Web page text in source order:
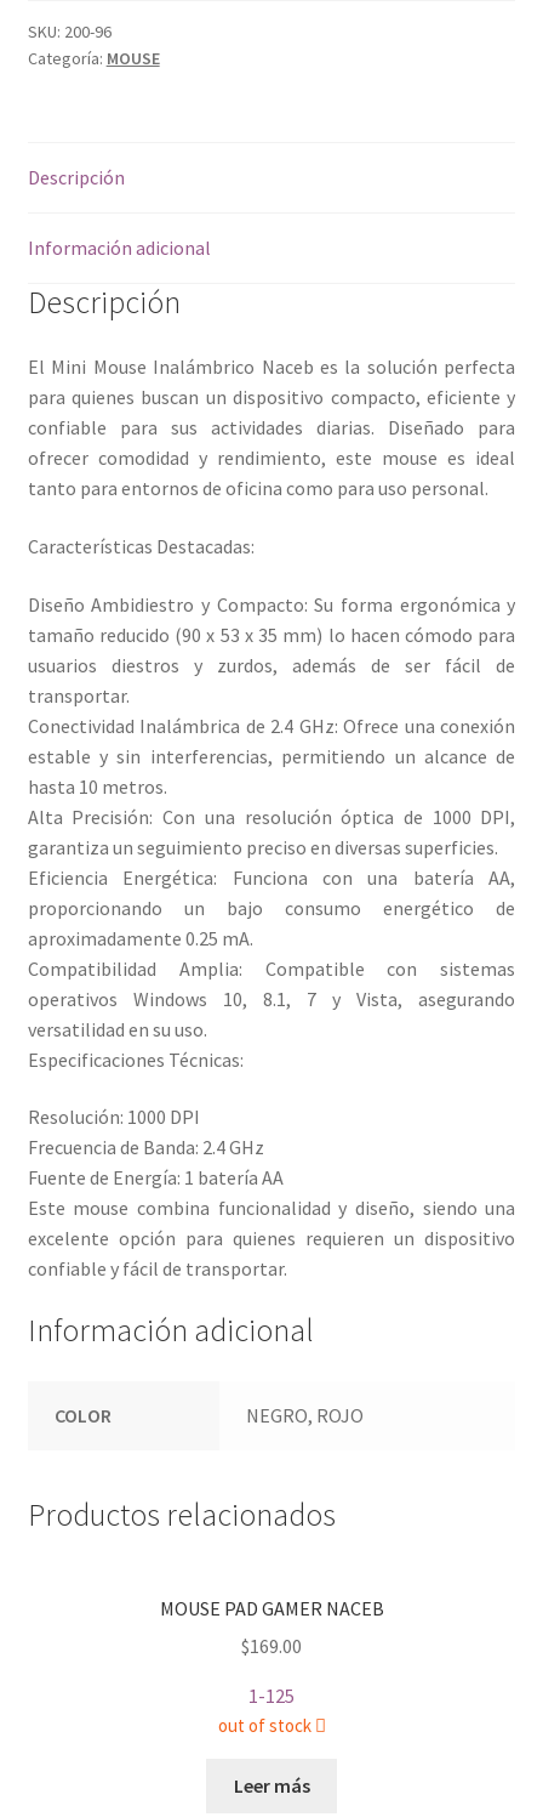
cantidad
SKU: 200-96
Categoría: MOUSE
Descripción
Información adicional
Descripción
El Mini Mouse Inalámbrico Naceb es la solución perfecta
para quienes buscan un dispositivo compacto, eficiente y
confiable para sus actividades diarias. Diseñado para
ofrecer comodidad y rendimiento, este mouse es ideal
tanto para entornos de oficina como para uso personal.
Características Destacadas:
Diseño Ambidiestro y Compacto: Su forma ergonómica y
tamaño reducido (90 x 53 x 35 mm) lo hacen cómodo para
usuarios diestros y zurdos, además de ser fácil de
transportar.
Conectividad Inalámbrica de 2.4 GHz: Ofrece una conexión
estable y sin interferencias, permitiendo un alcance de
hasta 10 metros.
Alta Precisión: Con una resolución óptica de 1000 DPI,
garantiza un seguimiento preciso en diversas superficies.
Eficiencia Energética: Funciona con una batería AA,
proporcionando un bajo consumo energético de
aproximadamente 0.25 mA.
Compatibilidad Amplia: Compatible con sistemas
operativos Windows 10, 8.1, 7 y Vista, asegurando
versatilidad en su uso.
Especificaciones Técnicas:
Resolución: 1000 DPI
Frecuencia de Banda: 2.4 GHz
Fuente de Energía: 1 batería AA
Este mouse combina funcionalidad y diseño, siendo una
excelente opción para quienes requieren un dispositivo
confiable y fácil de transportar.
Información adicional
COLOR NEGRO, ROJO
Productos relacionados
MOUSE PAD GAMER NACEB
$169.00
1-125
out of stock
Leer más